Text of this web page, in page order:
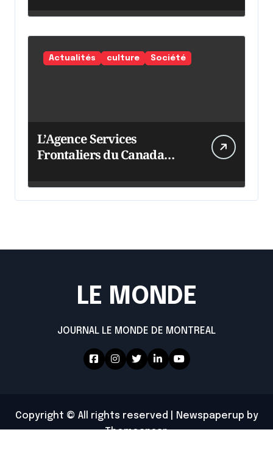
Actualités culture Société
L’Agence Services
Frontaliers du Canada
LE MONDE
JOURNAL LE MONDE DE MONTREAL
Copyright © All rights reserved Newspaperup by
Themeansar.